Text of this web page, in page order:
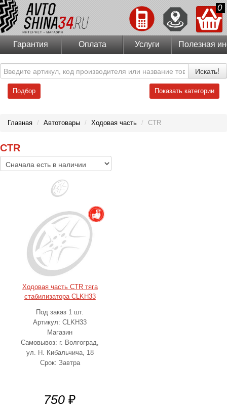
0
Гарантия Оплата Услуги Полезная
Искать!
Подбор Показать категории
Главная / Автотовары / Ходовая часть / CTR
CTR
Ходовая часть CTR тяга
стабилизатора CLKH33
Под заказ 1 шт.
Артикул: CLKH33
Магазин
Самовывоз: г. Волгоград,
ул. Н. Кибальчича, 18
Срок: Завтра
750 ₽